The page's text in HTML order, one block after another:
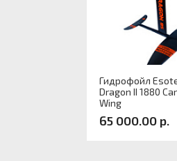
Гидрофойл
Dragon II 1880
Wing
65 000.00 р.